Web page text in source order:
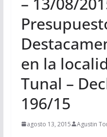
en la
Tunal –
196/15
agosto 13, 2015 Agustin